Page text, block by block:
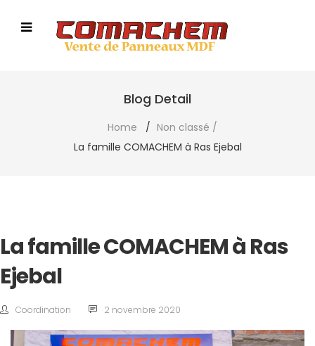
Blog Detail
Home / Non classé /
La famille COMACHEM à Ras Ejebal
La famille COMACHEM à Ras
Ejebal
Coordination 2 novembre 2020